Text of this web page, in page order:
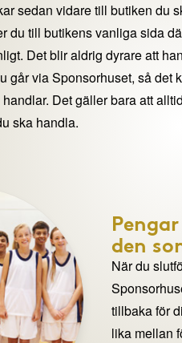
sedan vidare till butiken du
du till butikens vanliga sida
Det blir aldrig dyrare att
går via Sponsorhuset, så det
Det gäller bara att
ska handla.
den
När du
tillbaka för
lika mellan